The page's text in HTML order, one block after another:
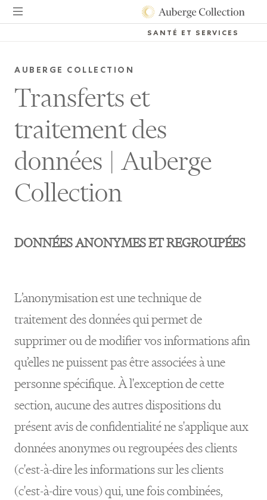
SANTÉ ET SERVICES
AUBERGE COLLECTION
Transferts et
traitement des
données | Auberge
Collection
DONNÉES ANONYMES ET REGROUPÉES
L’anonymisation est une technique de
traitement des données qui permet de
supprimer ou de modifier vos informations afin
qu’elles ne puissent pas être associées à une
personne spécifique. À l'exception de cette
section, aucune des autres dispositions du
présent avis de confidentialité ne s'applique aux
données anonymes ou regroupées des clients
(c'est-à-dire les informations sur les clients
(c'est-à-dire vous) qui, une fois combinées,